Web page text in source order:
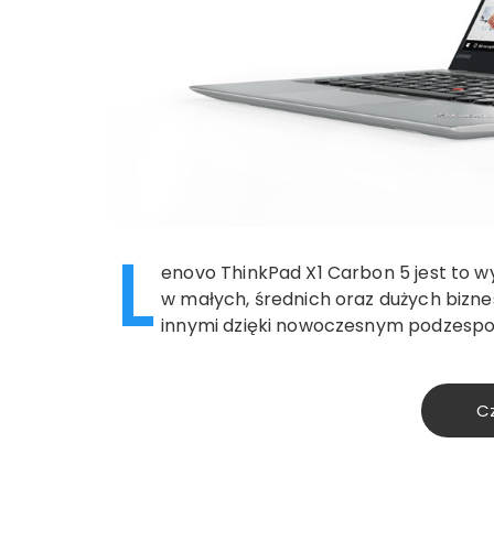
L enovo ThinkPad X1 Carbon 5 jest to
w małych, średnich oraz dużych
innymi dzięki nowoczesnym